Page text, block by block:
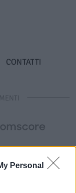
Personal
CONTATTI